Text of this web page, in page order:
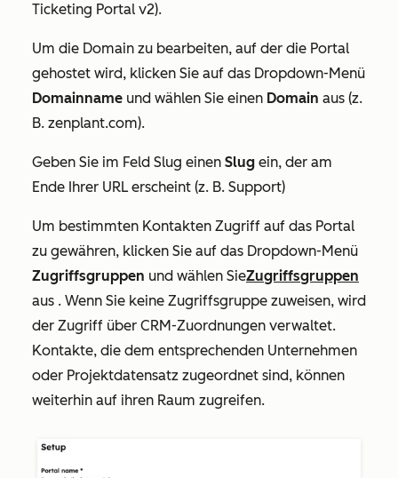
Ticketing Portal v2).
Um die Domain zu bearbeiten, auf der die Portal
gehostet wird, klicken Sie auf das Dropdown-Menü
Domainname und wählen Sie einen Domain aus (z.
B. zenplant.com).
Geben Sie im Feld Slug einen Slug ein, der am
Ende Ihrer URL erscheint (z. B. Support)
Um bestimmten Kontakten Zugriff auf das Portal
zu gewähren, klicken Sie auf das Dropdown-Menü
Zugriffsgruppen und wählen SieZugriffsgruppen
aus . Wenn Sie keine Zugriffsgruppe zuweisen, wird
der Zugriff über CRM-Zuordnungen verwaltet.
Kontakte, die dem entsprechenden Unternehmen
oder Projektdatensatz zugeordnet sind, können
weiterhin auf ihren Raum zugreifen.